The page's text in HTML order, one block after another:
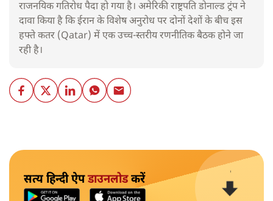
राजनयिक गतिरोध पैदा हो गया है। अमेरिकी राष्ट्रपति डोनाल्ड ट्रंप ने
दावा किया है कि ईरान के विशेष अनुरोध पर दोनों देशों के बीच इस
हफ्ते कतर (Qatar) में एक उच्च-स्तरीय रणनीतिक बैठक होने जा
रही है।
सत्य हिन्दी ऐपडाउनलोडकरें